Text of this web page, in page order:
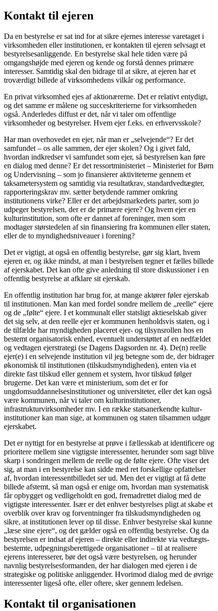
Kontakt til ejeren
Da en bestyrelse er sat ind for at sikre ejernes interesse varetaget i
virksomheden eller institutionen, er kontakten til ejeren selvsagt et
bestyrelsesanliggende. En bestyrelse skal hele tiden være på
omgangshøjde med ejeren og kende og forstå dennes primære
interes­ser. Samtidig skal den bidrage til at sikre, at ejeren har et
troværdigt billede af virksomhe­dens vilkår og performance.
En privat virksomhed ejes af aktionærerne. Det er relativt entydigt,
og det samme er målene og succeskriterierne for virksomhe­den
også. Anderledes diffust er det, når vi taler om offentlige
virksomheder og bestyrel­ser. Hvem ejer f.eks. en erhvervsskole?
Har man overhovedet en ejer, når man er „selvejende“? Er det
samfundet – os alle sammen, der ejer skolen? Og i givet fald,
hvordan indkredser vi samfundet som ejer, så bestyrelsen kan føre
en dialog med denne? Er det ressortministeriet – Ministeriet for Børn
og Undervisning – som jo finansierer aktiviteterne gennem et
taksametersystem og samtidig via resultatkrav, standardvedtægter,
rapporteringskrav mv. sætter betydende ram­mer omkring
institutionens virke? Eller er det arbejdsmarkedets parter, som jo
udpeger bestyrelsen, der er de primære ejere? Og hvem ejer en
kulturinstitution, som ofte er dannet af foreninger, men som
modtager størstedelen af sin finansiering fra kommu­nen eller staten,
eller de to myndighedsniveauer i forening?
Det er vigtigt, at også en offentlig bestyrelse, gør sig klart, hvem
ejeren er, og ikke mindst, at man i bestyrelsen tegner et fælles billede
af ejerskabet. Det kan ofte give anledning til store diskussioner i en
offentlig bestyrelse at afklare sit ejerskab.
En offentlig institution har brug for, at mange aktører føler ejerskab
til institutionen. Man kan med fordel sondre mellem de „reel­le“ ejere
og de „følte“ ejere. I et kommunalt eller statsligt aktieselskab giver
det sig selv, at den reelle ejer er kommunen henholdsvis staten, og i
de tilfælde har myndigheden placeret ejer- og tilsynsrollen hos en
bestemt organisatorisk enhed, eventuelt understøttet af en nedfældet
og vedtagen ejerstrategi (se Dagens Dagsorden nr. 4). De(n) reelle
ejer(e) i en selvejende institution vil jeg betegne som de, der bidrager
økonomisk til institu­tionen (tilskudsmyndigheden), enten via et
direkte fast tilskud eller gennem et system, hvor tilskud følger
brugerne. Det kan være et ministerium, som det er for
ungdomsuddan­nelsesinstitutioner og universiteter, eller det kan også
være kommunen, når vi taler om kulturinstitutioner,
infrastrukturvirksomhe­der mv. I en række statsanerkendte kultur­
institutioner kan man sige, at kommunen og staten tilsammen udgør
ejerskabet.
Det er nyttigt for en bestyrelse at prøve i fællesskab at identificere og
prioritere mel­lem sine vigtigste interessenter, herunder som sagt blive
skarp i sondringen mellem de reelle og de følte ejere. Ofte viser det
sig, at man i en bestyrelse kan sidde med ret forskellige opfattelser
af, hvordan interes­sentbilledet ser ud. Men det er vigtigt at få dette
billede afstemt, så man også er enige om, hvordan man systematisk
får opbygget og vedligeholdt en god, fremadrettet dialog med de
vigtigste interessenter. Især er det enhver bestyrelses pligt at skabe et
overblik over krav og forventninger fra tilskudsmyn­digheden og
sikre, at institutionen lever op til disse. Enhver bestyrelse skal kunne
„læse sine ejere“, og det gælder også en offentlig bestyrelse. Og da
bestyrelsen er indsat af ejeren – direkte eller indirekte via vedtægts­
bestemte, udpegningsberettigede organisa­tioner – til at realisere
ejerens interesserer, bør det også være bestyrelsen, og herunder
navnlig bestyrelsesformanden, der har dia­logen med ejeren i de
strategiske og politiske anliggender. Hvorimod dialog med de øvrige
interessenter ligeså ofte, eller oftere, sker gennem ledelsen.
Kontakt til organisationen